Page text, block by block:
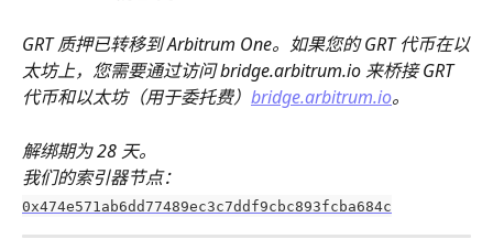
​GRT 质押已转移到 Arbitrum One。如果您的 GRT 代币在以
太坊上，您需要通过访问 bridge.arbitrum.io 来桥接 GRT
代币和以太坊（用于委托费） bridge.arbitrum.io。
​解绑期为 28 天。
我们的索引器节点：
0x474e571ab6dd77489ec3c7ddf9cbc893fcba684c